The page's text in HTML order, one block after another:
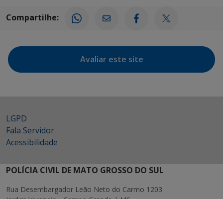
Compartilhe:
Avaliar este site
LGPD
Fala Servidor
Acessibilidade
POLÍCIA CIVIL DE MATO GROSSO DO SUL
Rua Desembargador Leão Neto do Carmo 1203